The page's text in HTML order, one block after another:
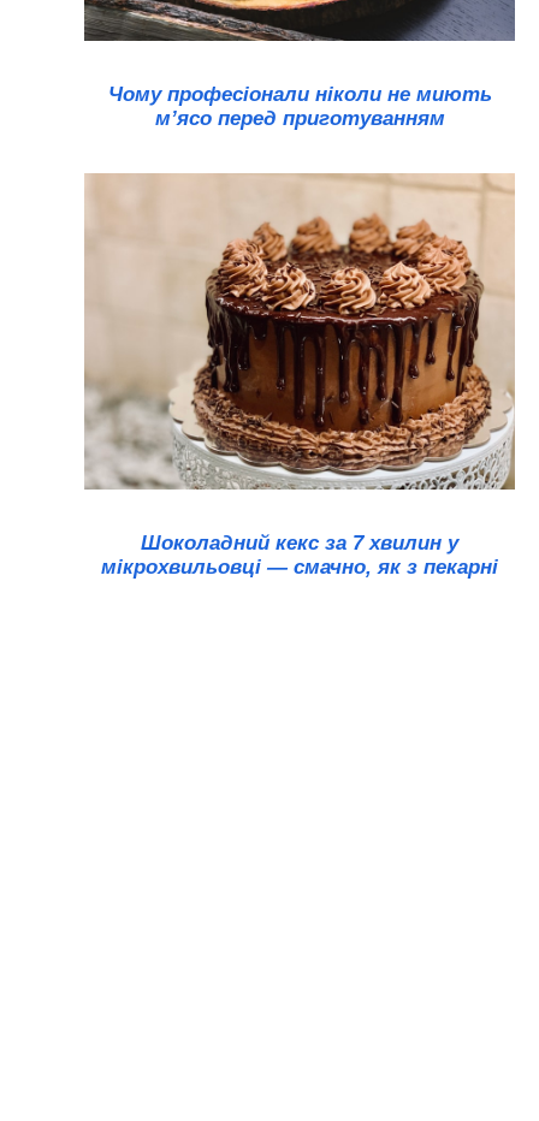
Чому професіонали ніколи не миють
м’ясо перед приготуванням
Шоколадний кекс за 7 хвилин у
мікрохвильовці — смачно, як з пекарні